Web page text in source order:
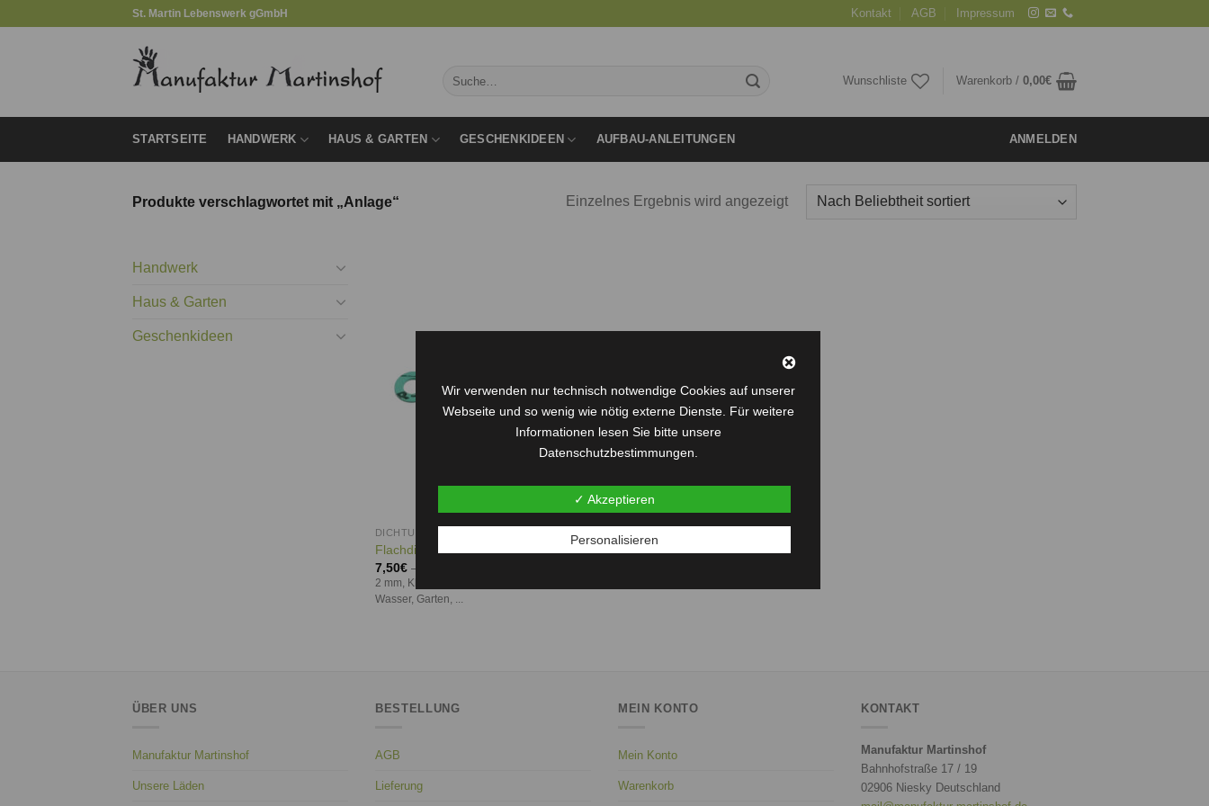
St. Martin Lebenswerk gGmbH Kontakt AGB Impressum
Wunschliste Warenkorb / 0,00€
STARTSEITE HANDWERK HAUS & GARTEN GESCHENKIDEEN AUFBAU-ANLEITUNGEN ANMELDEN
Produkte verschlagwortet mit „Anlage“ Einzelnes Ergebnis wird angezeigt
Handwerk
Haus & Garten
Geschenkideen
DICHTUNGEN
Flachdichtung Klingersil C-4400, 2 mm
7,50€–
2 mm, Klingersil C4400 für Sanitär, Heizung,
Wasser, Garten, ...
ÜBER UNS
Manufaktur Martinshof
Unsere Läden
BESTELLUNG
AGB
Lieferung
MEIN KONTO
Mein Konto
Warenkorb
KONTAKT
Manufaktur Martinshof
Bahnhofstraße 17 / 19
02906 Niesky Deutschland
Wir verwenden nur technisch notwendige Cookies auf unserer
Webseite und so wenig wie nötig externe Dienste. Für weitere
Informationen lesen Sie bitte unsere
Datenschutzbestimmungen.
✓ Akzeptieren
Personalisieren